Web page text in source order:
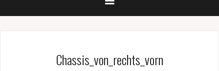
Chassis_von_rechts_vorn